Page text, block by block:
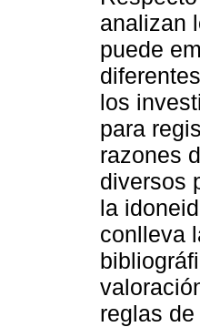
analizan
puede
los
para
razones
diversos
la
conlleva
reglas